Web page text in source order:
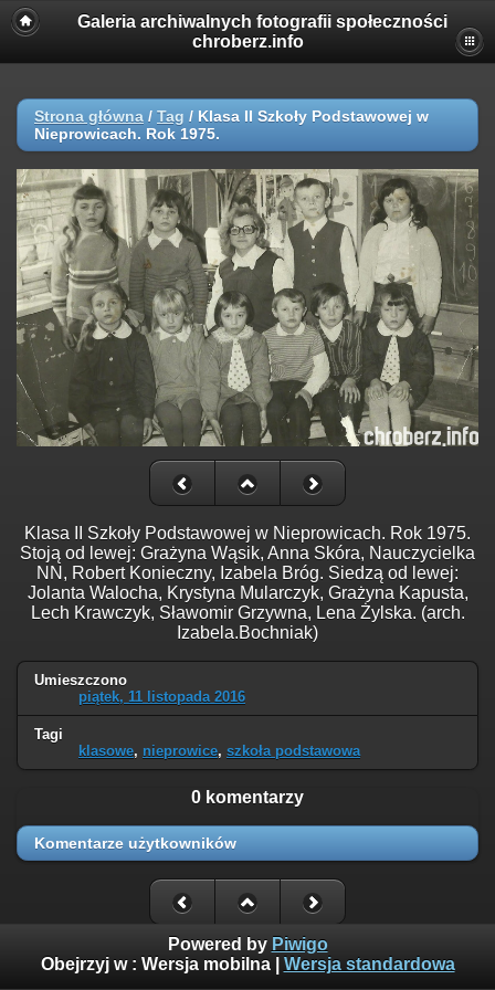
Galeria archiwalnych fotografii społeczności
chroberz.info
Strona główna / Tag / Klasa II Szkoły Podstawowej w
Nieprowicach. Rok 1975.
Klasa II Szkoły Podstawowej w Nieprowicach. Rok 1975.
Stoją od lewej: Grażyna Wąsik, Anna Skóra, Nauczycielka
NN, Robert Konieczny, Izabela Bróg. Siedzą od lewej:
Jolanta Walocha, Krystyna Mularczyk, Grażyna Kapusta,
Lech Krawczyk, Sławomir Grzywna, Lena Żylska. (arch.
Izabela.Bochniak)
Umieszczono
piątek, 11 listopada 2016
Tagi
klasowe, nieprowice, szkoła podstawowa
0 komentarzy
Komentarze użytkowników
Powered by Piwigo
Obejrzyj w : Wersja mobilna| Wersja standardowa